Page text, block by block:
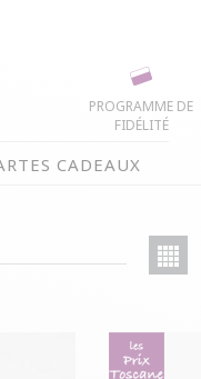
PROGRAMME DE
FIDÉLITÉ
CADEAUX